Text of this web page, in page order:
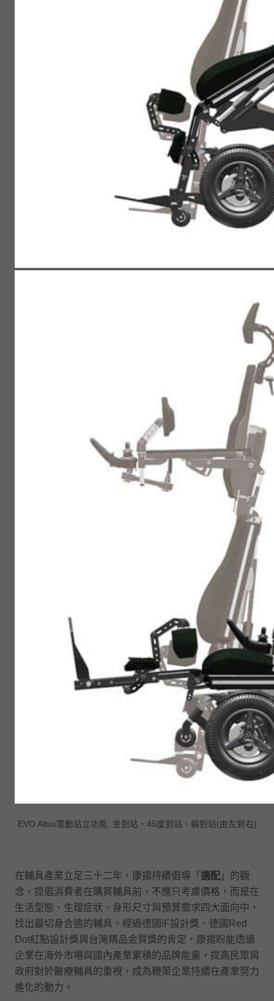
EVO Altus電動站立功能: 坐到站、45度到站、躺到站(由左到右)
在輔具產業立足三十二年，康揚持續倡導「 適配 」的觀
念，提倡消費者在購買輔具前，不應只考慮價格，而是在
生活型態、生理症狀、身形尺寸與預算需求四大面向中，
找出最切身合適的輔具。經過德國iF設計獎、德國Red
Dot紅點設計獎與台灣精品金質獎的肯定，康揚盼能透過
企業在海外市場與國內產業累積的品牌能量，提高民眾與
政府對於醫療輔具的重視，成為鞭策企業持續在產業努力
進化的動力。